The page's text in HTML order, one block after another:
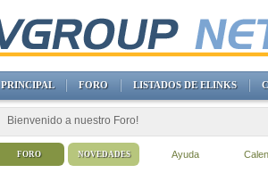
PRINCIPAL FORO LISTADOS DE ELINKS
Bienvenido a nuestro Foro!
FORO Ayuda
NOVEDADES